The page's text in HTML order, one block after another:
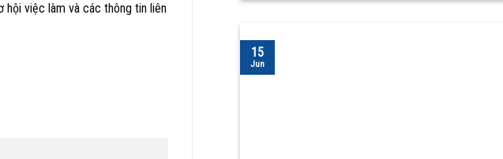
hội việc làm và các thông tin liên
15
Jun